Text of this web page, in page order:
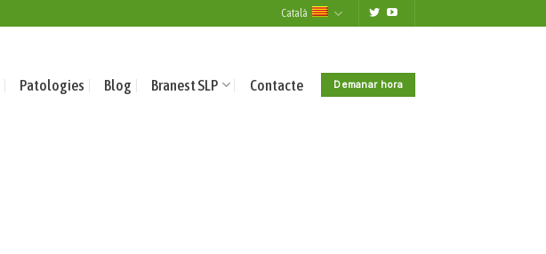
Català
Patologies Blog Branest SLP Contacte Demanar hora